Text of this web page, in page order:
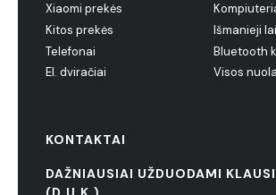
Xiaomi prekės
Kitos prekės
Telefonai
El. dviračiai
Išmanieji
Bluetooth
Visos
KONTAKTAI
DAŽNIAUSIAI UŽDUODAMI